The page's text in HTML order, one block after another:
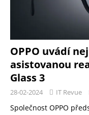
OPPO uvádí
asistovanou
Glass 3
28-02-2024 IT Revue
Společnost OPPO